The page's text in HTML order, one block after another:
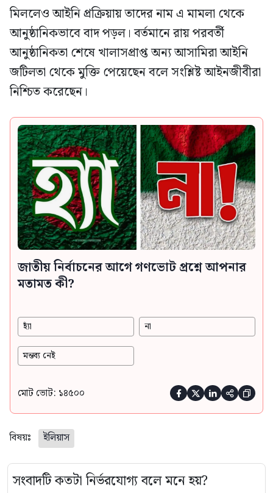
মিললেও আইনি প্রক্রিয়ায় তাদের নাম এ মামলা থেকে
আনুষ্ঠানিকভাবে বাদ পড়ল। বর্তমানে রায় পরবর্তী
আনুষ্ঠানিকতা শেষে খালাসপ্রাপ্ত অন্য আসামিরা আইনি
জটিলতা থেকে মুক্তি পেয়েছেন বলে সংশ্লিষ্ট আইনজীবীরা
নিশ্চিত করেছেন।
জাতীয় নির্বাচনের আগে গণভোট প্রশ্নে আপনার
মতামত কী?
হ্যাঁ না
মন্তব্য নেই
মোট ভোট: ১৪৫০০     
বিষয়ঃ ইলিয়াস
সংবাদটি কতটা নির্ভরযোগ্য বলে মনে হয়?